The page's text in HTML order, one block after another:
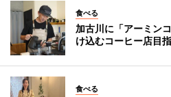
食べる
加古川に「アーミン
け込むコーヒー店目
食べる